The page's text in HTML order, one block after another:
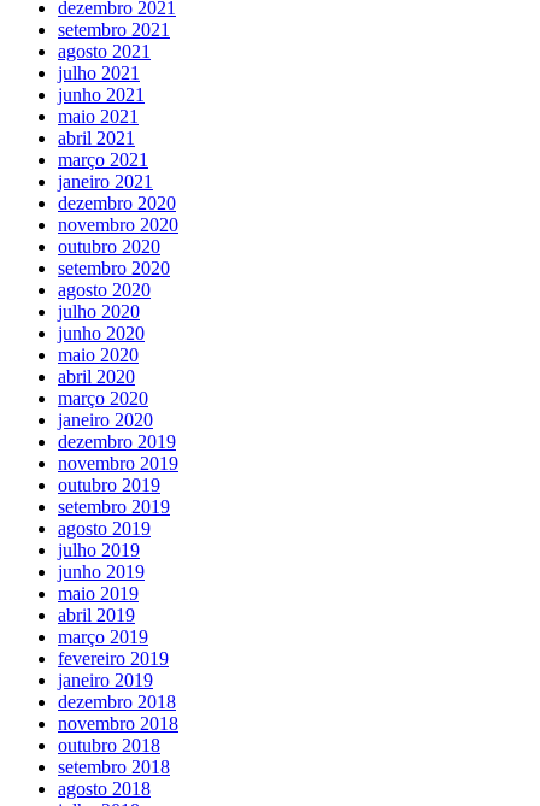
dezembro 2021
setembro 2021
agosto 2021
julho 2021
junho 2021
maio 2021
abril 2021
março 2021
janeiro 2021
dezembro 2020
novembro 2020
outubro 2020
setembro 2020
agosto 2020
julho 2020
junho 2020
maio 2020
abril 2020
março 2020
janeiro 2020
dezembro 2019
novembro 2019
outubro 2019
setembro 2019
agosto 2019
julho 2019
junho 2019
maio 2019
abril 2019
março 2019
fevereiro 2019
janeiro 2019
dezembro 2018
novembro 2018
outubro 2018
setembro 2018
agosto 2018